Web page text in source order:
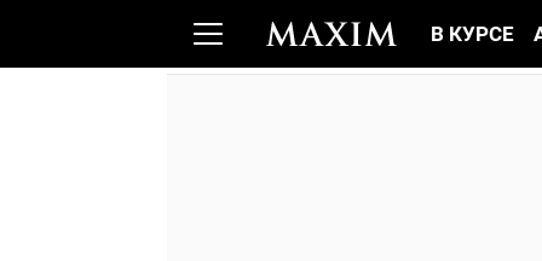
В КУРСЕ